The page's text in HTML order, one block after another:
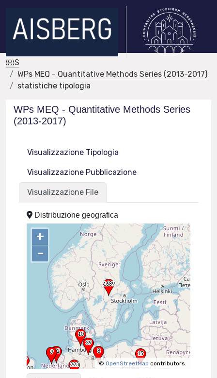
IRIS
WPs MEQ - Quantitative Methods Series (2013-2017)
statistiche tipologia
WPs MEQ - Quantitative Methods Series
(2013-2017)
Visualizzazione Tipologia
Visualizzazione Pubblicazione
Visualizzazione File
Distribuzione geografica
+
–
© OpenStreetMap contributors.